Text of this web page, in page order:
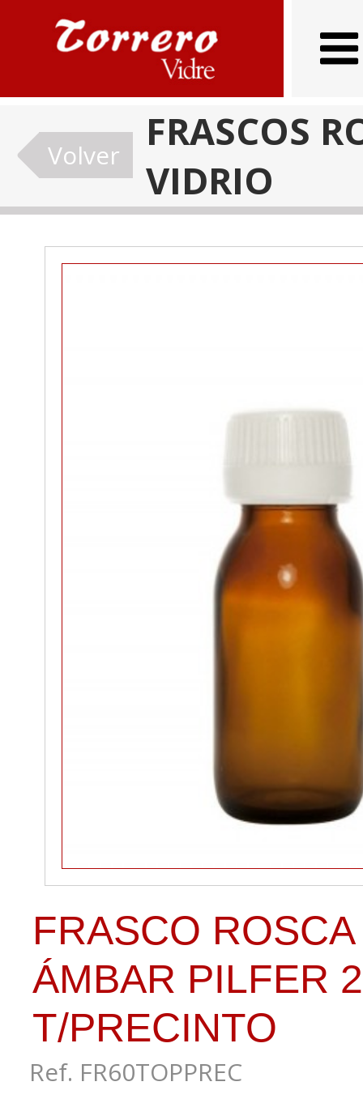
Volver
FRASCOS
VIDRIO
FRASCO
ÁMBAR PILFER
T/PRECINTO
Ref. FR60TOPPREC